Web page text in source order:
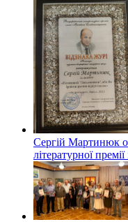
Сергій Мартинюк
літературної